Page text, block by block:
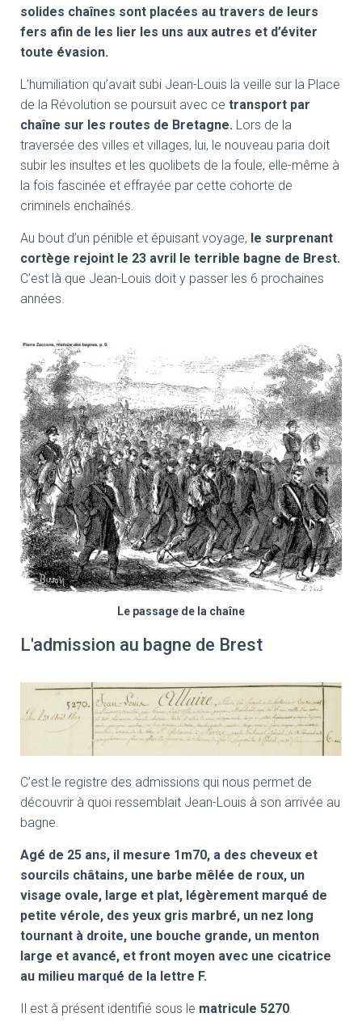
solides chaînes sont placées au travers de leurs
fers afin de les lier les uns aux autres et d’éviter
toute évasion.
L’humiliation qu’avait subi Jean-Louis la veille sur la Place
de la Révolution se poursuit avec ce transport par
chaîne sur les routes de Bretagne. Lors de la
traversée des villes et villages, lui, le nouveau paria doit
subir les insultes et les quolibets de la foule, elle-même à
la fois fascinée et effrayée par cette cohorte de
criminels enchaînés.
Au bout d’un pénible et épuisant voyage, le surprenant
cortège rejoint le 23 avril le terrible bagne de Brest.
C’est là que Jean-Louis doit y passer les 6 prochaines
années.
Le passage de la chaîne
L'admission au bagne de Brest
C’est le registre des admissions qui nous permet de
découvrir à quoi ressemblait Jean-Louis à son arrivée au
bagne.
Agé de 25 ans, il mesure 1m70, a des cheveux et
sourcils châtains, une barbe mêlée de roux, un
visage ovale, large et plat, légèrement marqué de
petite vérole, des yeux gris marbré, un nez long
tournant à droite, une bouche grande, un menton
large et avancé, et front moyen avec une cicatrice
au milieu marqué de la lettre F.
Il est à présent identifié sous le matricule 5270